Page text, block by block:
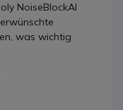
NoiseBlockAI
was wichtig